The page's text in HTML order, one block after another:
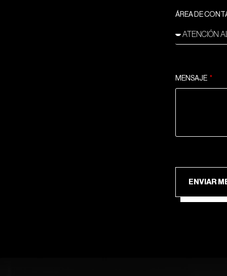
ÁREA DE
MENSAJE